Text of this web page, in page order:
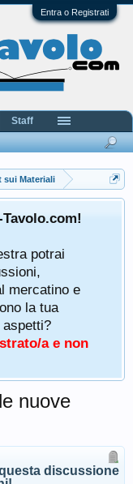
Entra o Registrati
sui Materiali
potrai
mercatino e
la tua
aspetti?
a e non
nuove
discussione
Staff